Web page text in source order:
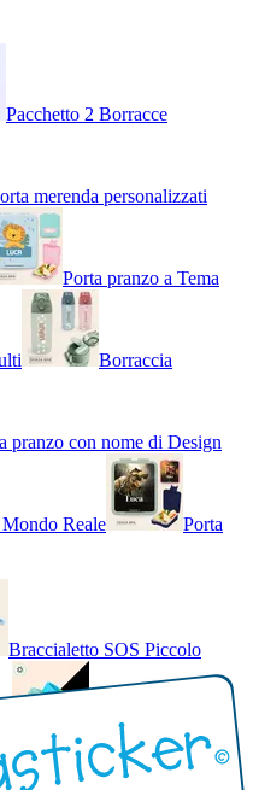
Pacchetto 2 Borracce
merenda personalizzati
Porta pranzo a Tema
Borraccia
pranzo con nome di Design
Reale
Porta
Braccialetto SOS Piccolo
Braccialetto SOS